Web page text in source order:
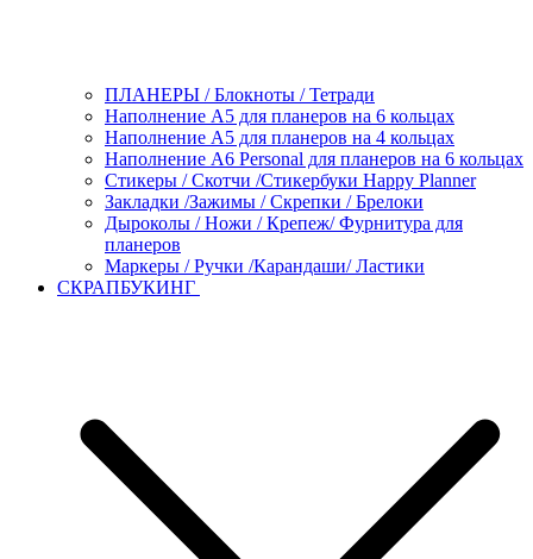
ПЛАНЕРЫ / Блокноты / Тетради
Наполнение А5 для планеров на 6 кольцах
Наполнение А5 для планеров на 4 кольцах
Наполнение А6 Personal для планеров на 6 кольцах
Стикеры / Скотчи /Стикербуки Happy Planner
Закладки /Зажимы / Скрепки / Брелоки
Дыроколы / Ножи / Крепеж/ Фурнитура для
планеров
Маркеры / Ручки /Карандаши/ Ластики
СКРАПБУКИНГ